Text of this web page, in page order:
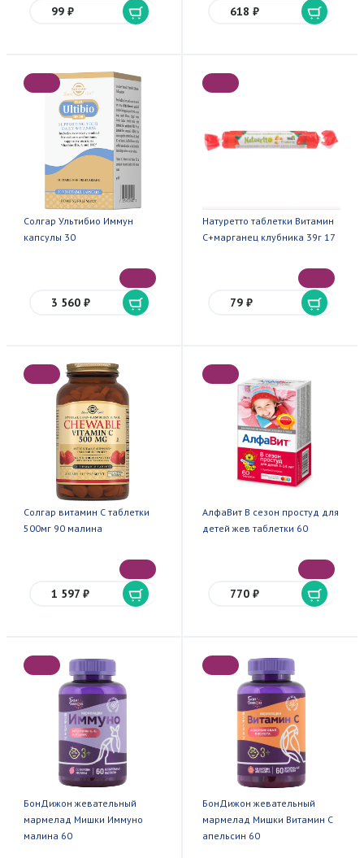
99 ₽ 618 ₽
Солгар Ультибио Иммун
капсулы 30
3 560 ₽
Натуретто таблетки Витамин
С+марганец клубника 39г 17
79 ₽
Солгар витамин С таблетки
500мг 90 малина
1 597 ₽
АлфаВит В сезон простуд для
детей жев таблетки 60
770 ₽
БонДижон жевательный
мармелад Мишки Иммуно
малина 60
БонДижон жевательный
мармелад Мишки Витамин С
апельсин 60